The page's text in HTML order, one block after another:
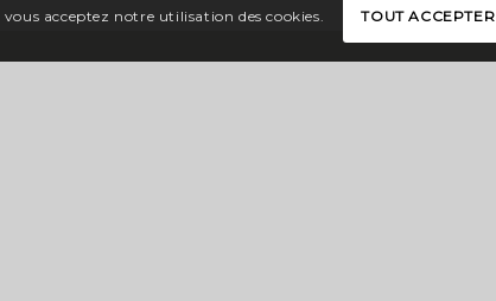
acceptez notre utilisation des cookies. TOUT ACCEPTER